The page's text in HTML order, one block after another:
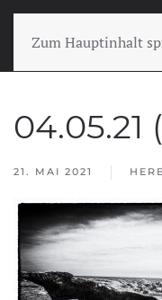
Zum Hauptinhalt
04.05.21
21. MAI 2021